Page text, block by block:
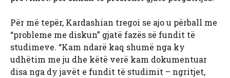
Për më tepër, Kardashian tregoi se ajo u përball me
“probleme me diskun” gjatë fazës së fundit të
studimeve. “Kam ndarë kaq shumë nga ky
udhëtim me ju dhe këtë verë kam dokumentuar
disa nga dy javët e fundit të studimit – ngritjet,